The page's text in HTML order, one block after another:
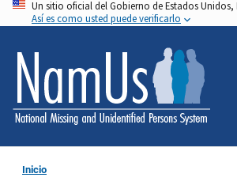
Pasar
al
contenido
principal
Un sitio oficial del Gobierno de Estados
Así es como usted puede verificarlo
Inicio